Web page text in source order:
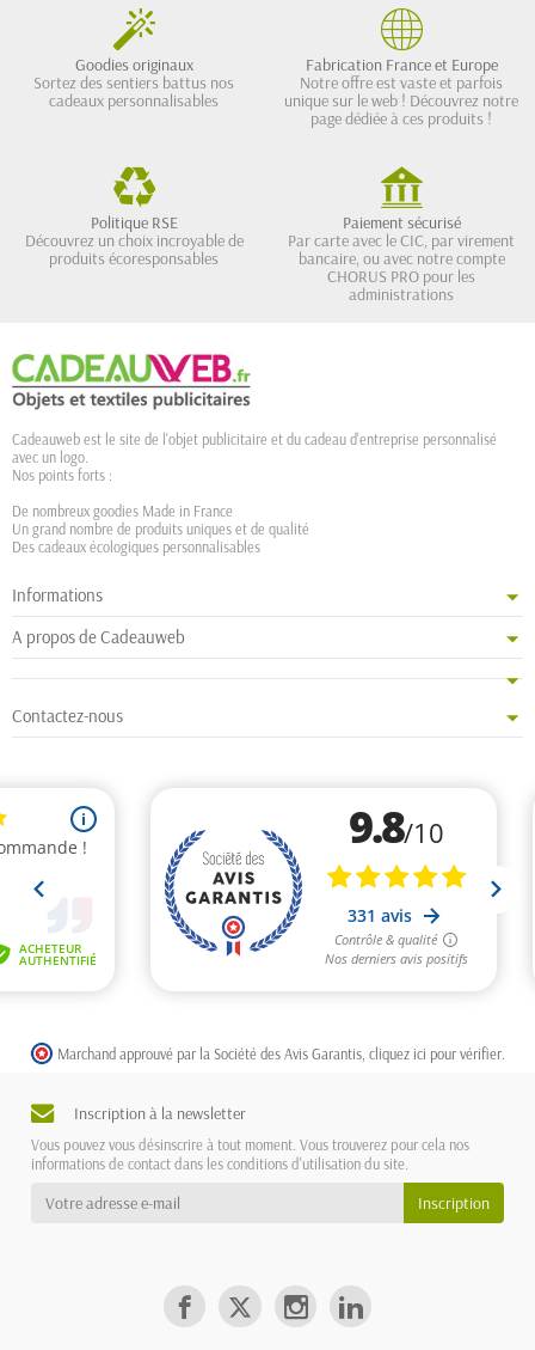
Goodies originaux
Sortez des sentiers battus nos
cadeaux personnalisables
Fabrication France et Europe
Notre offre est vaste et parfois
unique sur le web ! Découvrez notre
page dédiée à ces produits !
Politique RSE
Découvrez un choix incroyable de
produits écoresponsables
Paiement sécurisé
Par carte avec le CIC, par virement
bancaire, ou avec notre compte
CHORUS PRO pour les
administrations
Cadeauweb est le site de l'objet publicitaire et du cadeau d'entreprise personnalisé
avec un logo.
Nos points forts :
De nombreux goodies Made in France
Un grand nombre de produits uniques et de qualité
Des cadeaux écologiques personnalisables
Informations
A propos de Cadeauweb
Contactez-nous
Marchand approuvé par la Société des Avis Garantis, cliquez ici pour vérifier
Inscription à la newsletter
Vous pouvez vous désinscrire à tout moment. Vous trouverez pour cela nos
informations de contact dans les conditions d'utilisation du site.